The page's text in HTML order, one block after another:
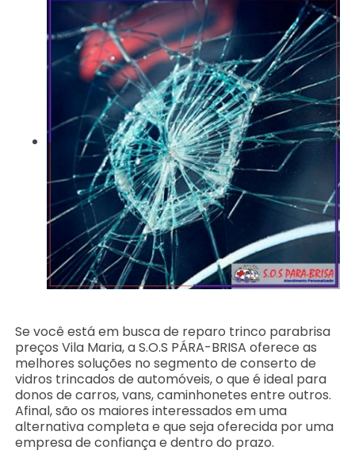
Se você está em busca de reparo trinco parabrisa
preços Vila Maria, a S.O.S PÁRA-BRISA oferece as
melhores soluções no segmento de conserto de
vidros trincados de automóveis, o que é ideal para
donos de carros, vans, caminhonetes entre outros.
Afinal, são os maiores interessados em uma
alternativa completa e que seja oferecida por uma
empresa de confiança e dentro do prazo.